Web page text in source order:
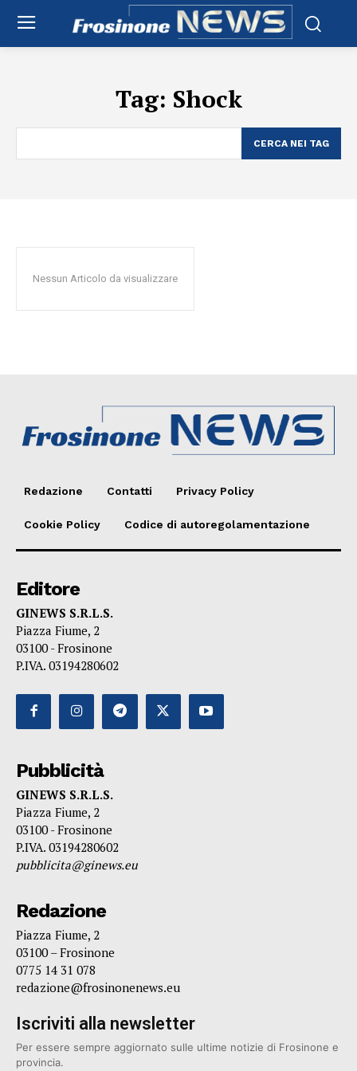
Tag: Shock
CERCA NEI TAG
Nessun Articolo da visualizzare
Redazione Contatti Privacy Policy
Cookie Policy Codice di autoregolamentazione
Editore
GINEWS S.R.L.S.
Piazza Fiume, 2
03100 - Frosinone
P.IVA. 03194280602
Pubblicità
GINEWS S.R.L.S.
Piazza Fiume, 2
03100 - Frosinone
P.IVA. 03194280602
pubblicita@ginews.eu
Redazione
Piazza Fiume, 2
03100 – Frosinone
0775 14 31 078
redazione@frosinonenews.eu
Iscriviti alla newsletter
Per essere sempre aggiornato sulle ultime notizie di Frosinone e
provincia.